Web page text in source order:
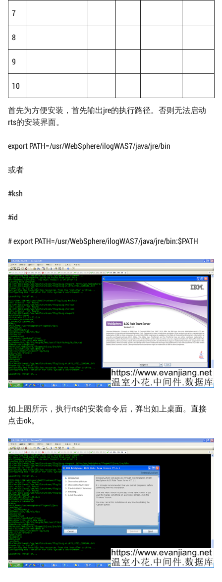
7
8
9
10
首先为方便安装，首先输出jre的执行路径。否则无法启动
rts的安装界面。
export PATH=/usr/WebSphere/ilogWAS7/java/jre/bin
或者
#ksh
#id
# export PATH=/usr/WebSphere/ilogWAS7/java/jre/bin:$PATH
如上图所示，执行rts的安装命令后，弹出如上桌面。直接
点击ok。